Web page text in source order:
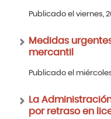
Publicado el viernes,
Medidas
mercantil
Publicado el
La
por retraso en